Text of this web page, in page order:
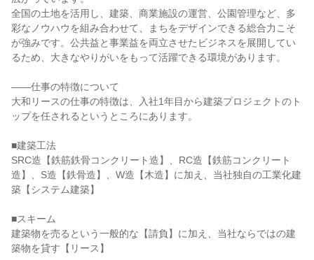
全国の土地を活用し、建築、商業施設の運営、公園管理など、多
彩なノウハウを組み合わせて、まちをデザインできる総合力こそ
が強みです。公共益と事業益を両立させたビジネスを展開してい
るため、大きなやりがいをもって活躍できる環境があります。
――仕事の特徴について
大和リースの仕事の特徴は、入社1年目から建築プロジェクトのト
ップを任されるというところにあります。
■建築工法
SRC造【鉄筋鉄骨コンクリート造】、RC造【鉄筋コンクリート
造】、S造【鉄骨造】、W造【木造】に加え、当社独自の工業化建
築【システム建築】
■スキーム
建築物を売るという一般的な【請負】に加え、当社ならではの建
築物を貸す【リース】